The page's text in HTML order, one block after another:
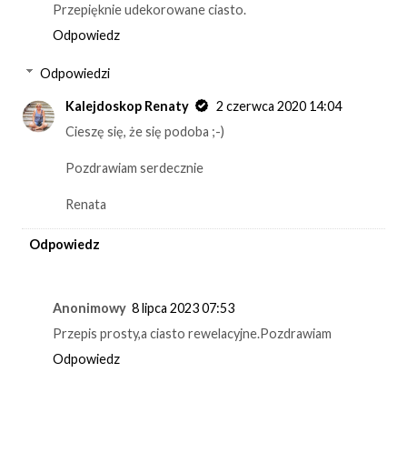
Przepięknie udekorowane ciasto.
Odpowiedz
Odpowiedzi
Kalejdoskop Renaty
2 czerwca 2020 14:04
Cieszę się, że się podoba ;-)
Pozdrawiam serdecznie
Renata
Odpowiedz
Anonimowy 8 lipca 2023 07:53
Przepis prosty,a ciasto rewelacyjne.Pozdrawiam
Odpowiedz